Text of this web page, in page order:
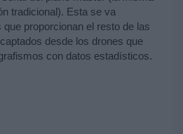
tradicional). Esta se va
proporcionan el resto de las
desde los drones que
con datos estadísticos.